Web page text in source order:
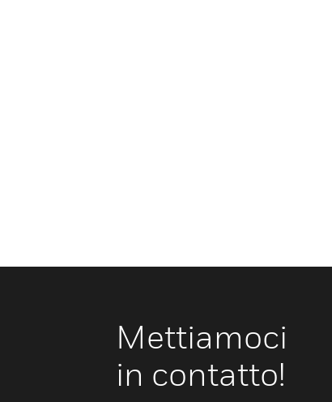
Mettiamoci
in contatto!